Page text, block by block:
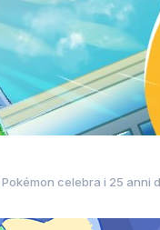
Pokémon celebra i 25 anni